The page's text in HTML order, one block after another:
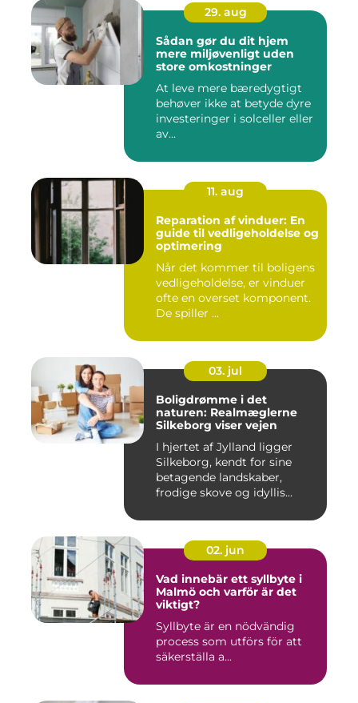
29. aug
Sådan gør du dit hjem
mere miljøvenligt uden
store omkostninger
At leve mere bæredygtigt
behøver ikke at betyde dyre
investeringer i solceller eller
av...
11. aug
Reparation af vinduer: En
guide til vedligeholdelse og
optimering
Når det kommer til boligens
vedligeholdelse, er vinduer
ofte en overset komponent.
De spiller ...
03. jul
Boligdrømme i det
naturen: Realmæglerne
Silkeborg viser vejen
I hjertet af Jylland ligger
Silkeborg, kendt for sine
betagende landskaber,
frodige skove og idyllis...
02. jun
Vad innebär ett syllbyte i
Malmö och varför är det
viktigt?
Syllbyte är en nödvändig
process som utförs för att
säkerställa a...